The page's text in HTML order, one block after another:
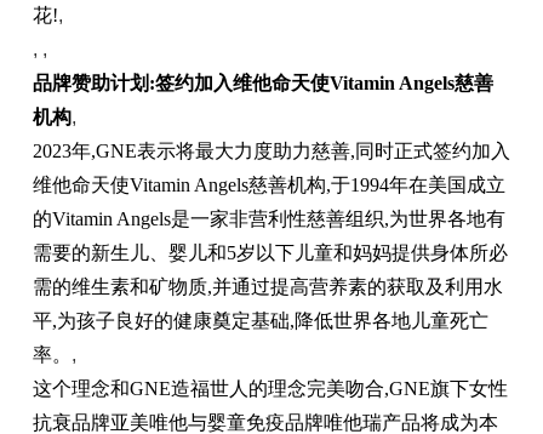
花!,
, ,
品牌赞助计划:签约加入维他命天使Vitamin Angels慈善
机构,
2023年,GNE表示将最大力度助力慈善,同时正式签约加入
维他命天使Vitamin Angels慈善机构,于1994年在美国成立
的Vitamin Angels是一家非营利性慈善组织,为世界各地有
需要的新生儿、婴儿和5岁以下儿童和妈妈提供身体所必
需的维生素和矿物质,并通过提高营养素的获取及利用水
平,为孩子良好的健康奠定基础,降低世界各地儿童死亡
率。 ,
这个理念和GNE造福世人的理念完美吻合,GNE旗下女性
抗衰品牌亚美唯他与婴童免疫品牌唯他瑞产品将成为本